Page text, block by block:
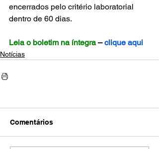
encerrados pelo critério laboratorial
dentro de 60 dias.
Leia o boletim na íntegra – clique aqui
Notícias
Comentários